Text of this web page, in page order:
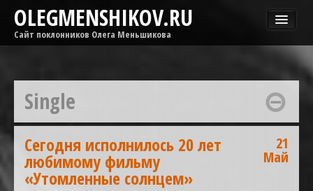
OLEGMENSHIKOV.RU
Сайт поклонников Олега Меньшикова
Афиша
Гастроли
Медиа
ОМГ
Фильмы
Single
Сегодня исполнилось 20 лет
любимому фильму
«Утомленные солнцем»
21
Май